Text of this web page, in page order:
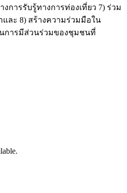
การรับรู้ทางการท่องเที่ยว 7) ร่วม
ละ 8) สร้างความร่วมมือใน
การมีส่วนร่วมของชุมชนที่